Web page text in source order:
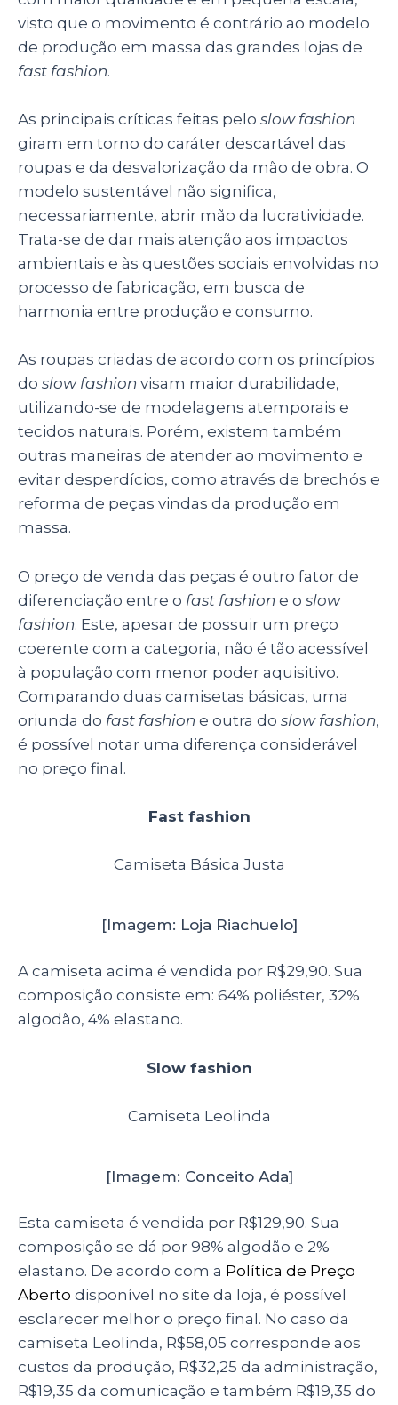
visto que o movimento é contrário ao modelo
de produção em massa das grandes lojas de
fast fashion.
As principais críticas feitas pelo slow fashion
giram em torno do caráter descartável das
roupas e da desvalorização da mão de obra. O
modelo sustentável não significa,
necessariamente, abrir mão da lucratividade.
Trata-se de dar mais atenção aos impactos
ambientais e às questões sociais envolvidas no
processo de fabricação, em busca de
harmonia entre produção e consumo.
As roupas criadas de acordo com os princípios
do slow fashion visam maior durabilidade,
utilizando-se de modelagens atemporais e
tecidos naturais. Porém, existem também
outras maneiras de atender ao movimento e
evitar desperdícios, como através de brechós e
reforma de peças vindas da produção em
massa.
O preço de venda das peças é outro fator de
diferenciação entre o fast fashion e o slow
fashion. Este, apesar de possuir um preço
coerente com a categoria, não é tão acessível
à população com menor poder aquisitivo.
Comparando duas camisetas básicas, uma
oriunda do fast fashion e outra do slow fashion,
é possível notar uma diferença considerável
no preço final.
Fast fashion
Camiseta Básica Justa
[Imagem: Loja Riachuelo]
A camiseta acima é vendida por R$29,90. Sua
composição consiste em: 64% poliéster, 32%
algodão, 4% elastano.
Slow fashion
Camiseta Leolinda
[Imagem: Conceito Ada]
Esta camiseta é vendida por R$129,90. Sua
composição se dá por 98% algodão e 2%
elastano. De acordo com a Política de Preço
Aberto disponível no site da loja, é possível
esclarecer melhor o preço final. No caso da
camiseta Leolinda, R$58,05 corresponde aos
custos da produção, R$32,25 da administração,
R$19,35 da comunicação e também R$19,35 do